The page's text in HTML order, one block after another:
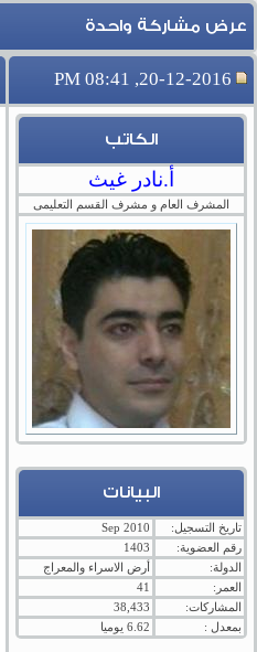
عرض مشاركة واحدة
20-12-2016, 08:41 PM
الكاتب
أ.نادر غيث
المشرف العام و مشرف القسم التعليمى
البيانات
تاريخ التسجيل:
Sep 2010
رقم العضوية:
1403
الدولة:
أرض الاسراء والمعراج
العمر:
41
المشاركات:
38,433
بمعدل :
6.62 يوميا